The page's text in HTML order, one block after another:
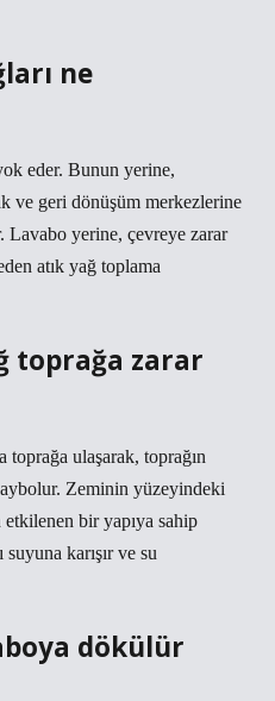
ne
eder. Bunun yerine,
ve geri dönüşüm merkezlerine
yerine, çevreye zarar
atık yağ toplama
toprağa zarar
toprağa ulaşarak, toprağın
Zeminin yüzeyindeki
bir yapıya sahip
karışır ve su
dökülür